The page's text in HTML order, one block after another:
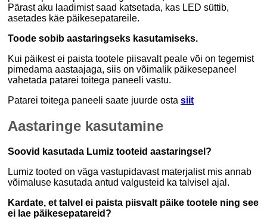
Pärast aku laadimist saad katsetada, kas LED süttib,
asetades käe päikesepatareile.
Toode sobib aastaringseks kasutamiseks.
Kui päikest ei paista tootele piisavalt peale või on tegemist
pimedama aastaajaga, siis on võimalik päikesepaneel
vahetada patarei toitega paneeli vastu.
Patarei toitega paneeli saate juurde osta siit
Aastaringe kasutamine
Soovid kasutada Lumiz tooteid aastaringsel?
Lumiz tooted on väga vastupidavast materjalist mis annab
võimaluse kasutada antud valgusteid ka talvisel ajal.
Kardate, et talvel ei paista piisvalt päike tootele ning see
ei lae päikesepatareid?